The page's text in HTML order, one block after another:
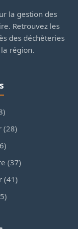
la gestion des
Retrouvez les
des déchèteries
région.
(28)
(37)
(41)